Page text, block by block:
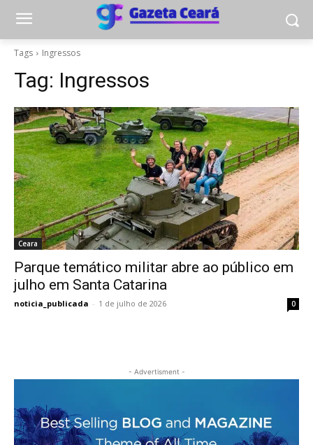
Tags Ingressos
Tag: Ingressos
Ceara
Parque temático militar abre ao público em
julho em Santa Catarina
noticia_publicada - 1 de julho de 2026 0
- Advertisment -